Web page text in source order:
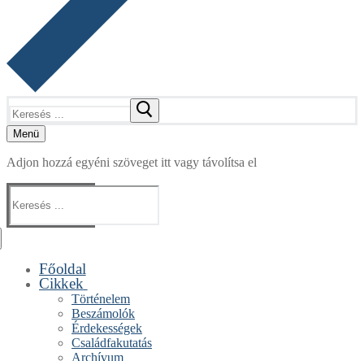
Menü
Adjon hozzá egyéni szöveget itt vagy távolítsa el
Keresése:
Főoldal
Cikkek
Történelem
Beszámolók
Érdekességek
Családfakutatás
Archívum